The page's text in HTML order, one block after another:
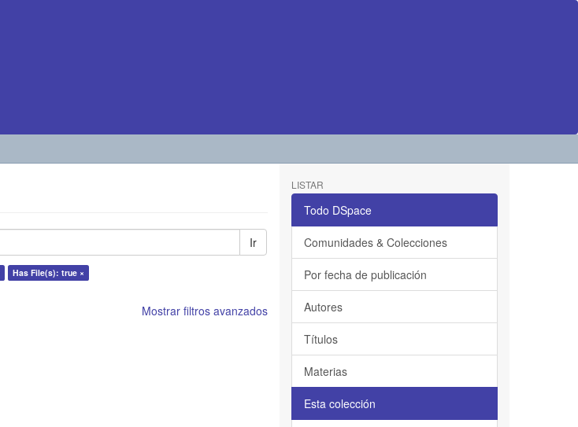
Ir
Has File(s): true ×
Mostrar filtros avanzados
LISTAR
Todo DSpace
Comunidades & Colecciones
Por fecha de publicación
Autores
Títulos
Materias
Esta colección